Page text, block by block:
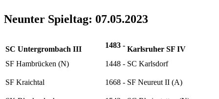
Neunter Spieltag: 07.05.2023
SC Untergrombach III 1483 - Karlsruher SF IV
SF Hambrücken (N)
1448 - SC Karlsdorf
SF Kraichtal 1668 - SF Neureut II (A)